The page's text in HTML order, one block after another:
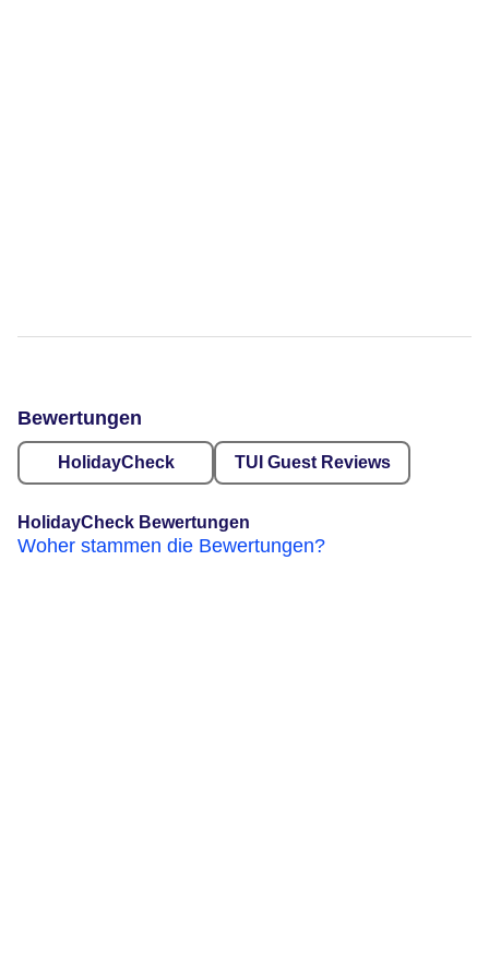
Bewertungen
HolidayCheck TUI Guest Reviews
HolidayCheck Bewertungen
Woher stammen die Bewertungen?